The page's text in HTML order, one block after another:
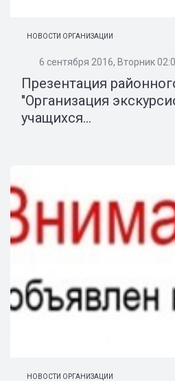
НОВОСТИ ОРГАНИЗАЦИИ
6 сентября 2016, Вторник
Презентация
"Организация
учащихся...
НОВОСТИ ОРГАНИЗАЦИИ